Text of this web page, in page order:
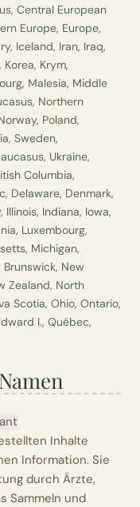
Central European
Europe, Europe,
Iceland, Iran, Iraq,
Krym,
Malesia, Middle
Northern
Poland,
Sweden,
Ukraine,
Columbia,
Delaware, Denmark,
Illinois, Indiana, Iowa,
Luxembourg,
Michigan,
New
Zealand, North
Scotia, Ohio, Ontario,
I., Québec,
Inhalte
Information. Sie
durch Ärzte,
Sammeln und